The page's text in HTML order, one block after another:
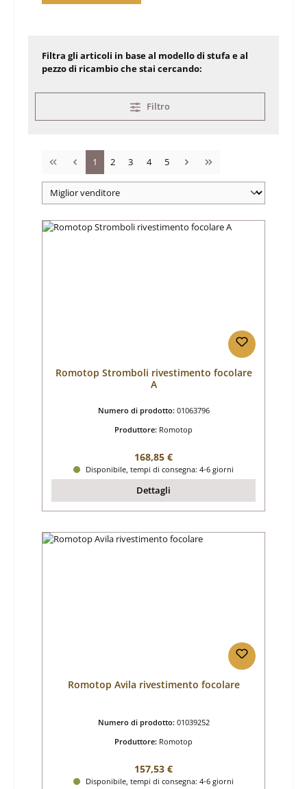
Filtra gli articoli in base al modello di stufa e al
pezzo di ricambio che stai cercando:
Filtro
Pagina
1 Pagina
2 Pagina
3 Pagina
4 Pagina
5
Romotop Stromboli rivestimento focolare
A
Numero di prodotto: 01063796
Produttore: Romotop
Prezzo normale:
168,85 €
Disponibile, tempi di consegna: 4-6 giorni
Dettagli
Romotop Avila rivestimento focolare
Numero di prodotto: 01039252
Produttore: Romotop
Prezzo normale:
157,53 €
Disponibile, tempi di consegna: 4-6 giorni